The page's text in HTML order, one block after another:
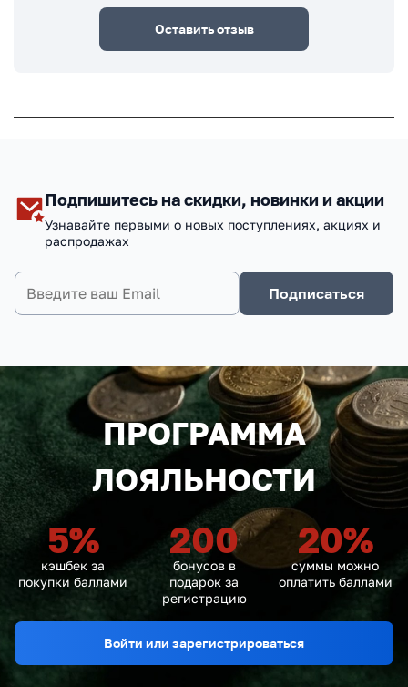
Оставить отзыв
Подпишитесь на скидки, новинки и акции
Узнавайте первыми о новых поступлениях, акциях и
распродажах
Подписаться
ПРОГРАММА
ЛОЯЛЬНОСТИ
5%
кэшбек за
покупки баллами
200
бонусов в
подарок за
регистрацию
20%
суммы можно
оплатить баллами
Войти или зарегистрироваться